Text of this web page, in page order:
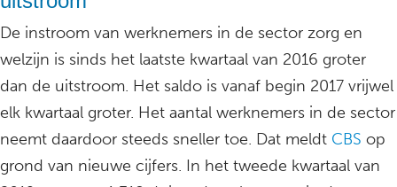
De instroom van werknemers in de sector zorg en
welzijn is sinds het laatste kwartaal van 2016 groter
dan de uitstroom. Het saldo is vanaf begin 2017 vrijwel
elk kwartaal groter. Het aantal werknemers in de sector
neemt daardoor steeds sneller toe. Dat meldt CBS op
grond van nieuwe cijfers. In het tweede kwartaal van